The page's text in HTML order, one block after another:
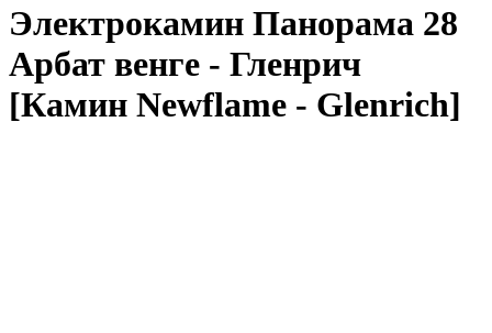
Электрокамин Панорама 28
Арбат венге - Гленрич
[Камин Newflame - Glenrich]